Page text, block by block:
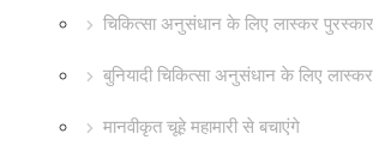
चिकित्सा अनुसंधान के लिए लास्कर पुरस्कार
बुनियादी चिकित्सा अनुसंधान के लिए
मानवीकृत चूहे महामारी से बचाएंगे